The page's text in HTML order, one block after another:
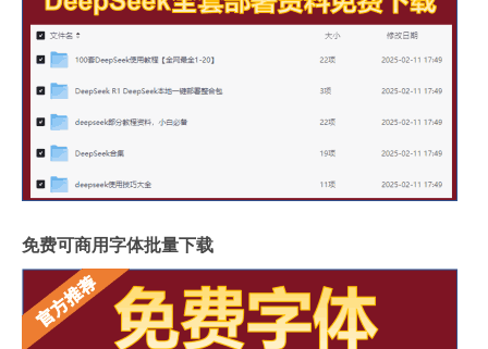
免费可商用字体批量下载